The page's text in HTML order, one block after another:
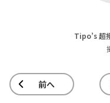
Tipo’s 超
前へ